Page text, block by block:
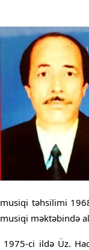
musiqi təhsilimi
musiqi məktəbində
1975-ci ildə Üz.